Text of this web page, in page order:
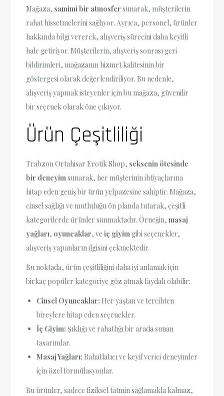
Mağaza, samimi bir atmosfer sunarak, müşterilerin
rahat hissetmelerini sağlıyor. Ayrıca, personel, ürünler
hakkında bilgi vererek, alışveriş sürecini daha keyifli
hale getiriyor. Müşterilerin, alışveriş sonrası geri
bildirimleri, mağazanın hizmet kalitesinin bir
göstergesi olarak değerlendiriliyor. Bu nedenle,
alışveriş yapmak isteyenler için bu mağaza, güvenilir
bir seçenek olarak öne çıkıyor.
Ürün Çeşitliliği
Trabzon Ortahisar Erotik Shop, seksenin ötesinde
bir deneyim sunarak, her müşterinin ihtiyaçlarına
hitap eden geniş bir ürün yelpazesine sahiptir. Mağaza,
cinsel sağlığı ve mutluluğu ön planda tutarak, çeşitli
kategorilerde ürünler sunmaktadır. Örneğin,masaj
yağları, oyuncaklar, veiç giyim gibi seçenekler,
alışveriş yapanların ilgisini çekmektedir.
Bu noktada, ürün çeşitliliğini daha iyi anlamak için
birkaç popüler kategoriye göz atmak faydalı olabilir:
Cinsel Oyuncaklar: Her yaştan ve tercihten
bireylere hitap eden seçenekler.
İç Giyim: Şıklığı ve rahatlığı bir arada sunan
tasarımlar.
Masaj Yağları: Rahatlatıcı ve keyif verici deneyimler
için özel formülasyonlar.
Bu ürünler, sadece fiziksel tatmin sağlamakla kalmaz,